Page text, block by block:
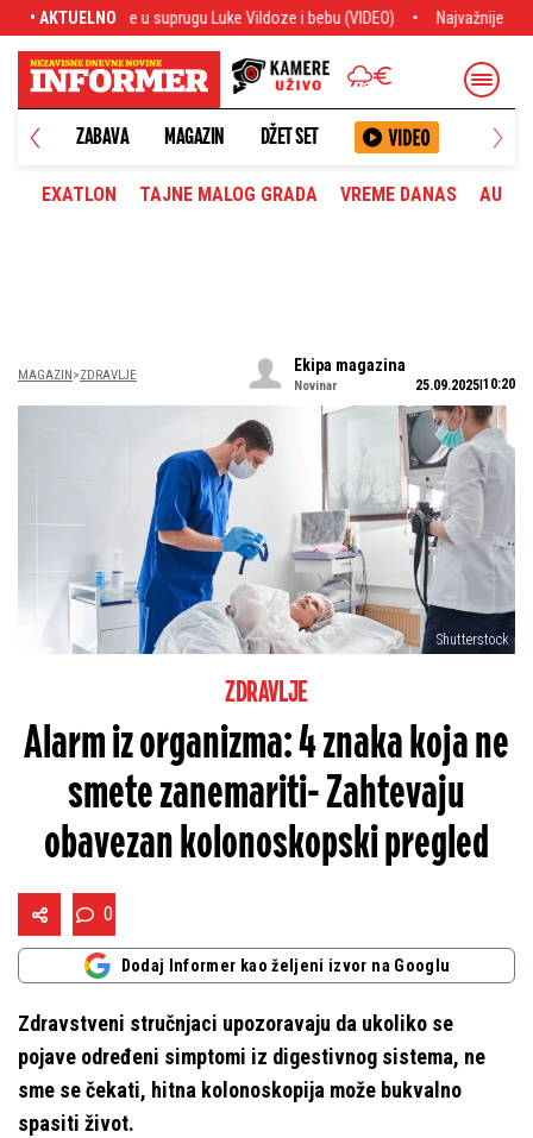
• AKTUELNO
Luke Vildoze i bebu (VIDEO) Najvažnije sa transfer pijace: Siti odbio
ZABAVA MAGAZIN DŽET SET
EXATLON TAJNE MALOG GRADA VREME DANAS
MAGAZIN ZDRAVLJE
Ekipa magazina
Novinar 25.09.2025 10:20
Shutterstock
ZDRAVLJE
Alarm iz organizma: 4 znaka koja ne
smete zanemariti- Zahtevaju
obavezan kolonoskopski pregled
0
Dodaj Informer kao željeni izvor na Googlu
Zdravstveni stručnjaci upozoravaju da ukoliko se
pojave određeni simptomi iz digestivnog sistema, ne
sme se čekati, hitna kolonoskopija može bukvalno
spasiti život.